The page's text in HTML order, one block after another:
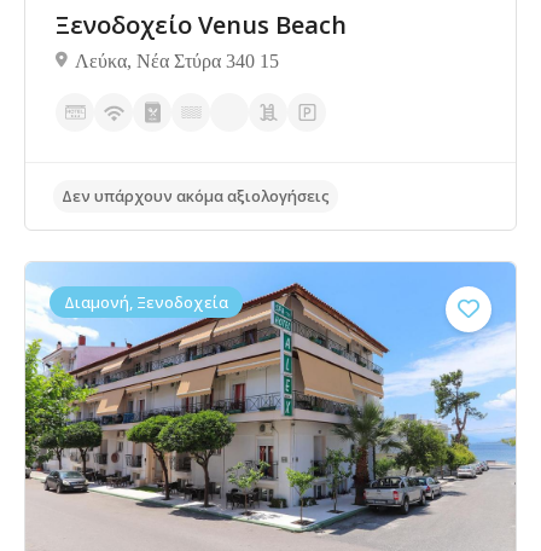
Δεν υπάρχουν ακόμα αξιολογήσεις
Ξενοδοχείο Venus Beach
Λεύκα, Νέα Στύρα 340 15
Διαμονή, Ξενοδοχεία